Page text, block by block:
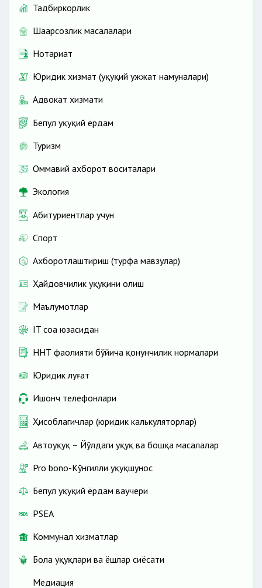
Тадбиркорлик
Шаҳарсозлик масалалари
Нотариат
Юридик хизмат (ҳуқуқий ҳужжат намуналари)
Адвокат хизмати
Бепул ҳуқуқий ёрдам
Туризм
Оммавий ахборот воситалари
Экология
Абитуриентлар учун
Спорт
Ахборотлаштириш (турфа мавзулар)
Ҳайдовчилик ҳуқуқини олиш
Маълумотлар
IT соҳа юзасидан
ННТ фаолияти бўйича қонунчилик нормалари
Юридик луғат
Ишонч телефонлари
Ҳисоблагичлар (юридик калькуляторлар)
Автоҳуқуқ – Йўлдаги ҳуқуқ ва бошқа масалалар
Pro bono-Кўнгилли ҳуқуқшунос
Бепул ҳуқуқий ёрдам ваучери
PSEA
Коммунал хизматлар
Бола ҳуқуқлари ва ёшлар сиёсати
Медиация